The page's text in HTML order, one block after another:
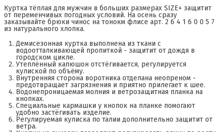
Куртка тёплая для мужчин в больших размерах SIZE+ защитит
от переменчивых погодных условий. На осень сразу
заказывайте брюки чинос на тонокм флисе арт. 2 6 4 1 6 0 0 5 7
из натурального хлопка.
Демисезонная куртка выполнена из ткани с
водоотталкивающей пропиткой - защитит от дождя в
городском цикле.
Утеплённый капюшон отстёгивается, регулируется
кулиской по объёму.
Внутренняя сторона воротника отделана неопреном -
предотвращает загрязнения и приятно прилегает к шее.
Водонепроницаемая молния и ветрозащитная планка на
кнопках.
Специальные кармашки у кнопок на планке помогают
удобно застёгивать изделие.
Регулируемая кулиска по талии дополнительно защитит от
ветра.